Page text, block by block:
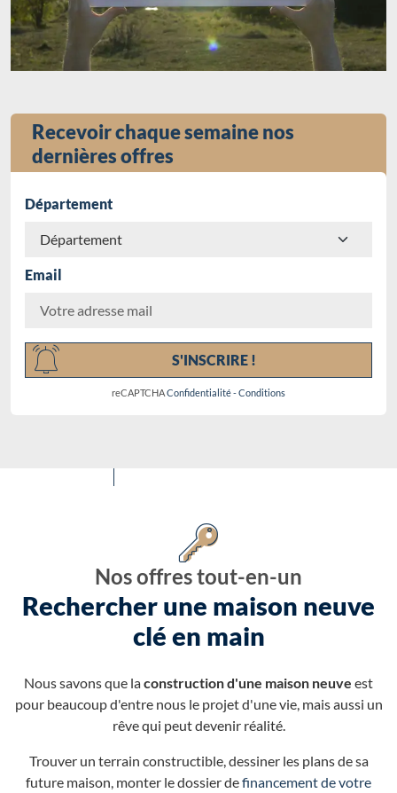
Recevoir chaque semaine nos
dernières offres
Département
Email
S'INSCRIRE !
reCAPTCHAConfidentialité-Conditions
Nos offres tout-en-un
Rechercher une maison neuve
clé en main
Nous savons que laconstruction d'une maison neuve est
pour beaucoup d'entre nous le projet d'une vie, mais aussi un
rêve qui peut devenir réalité.
Trouver un terrain constructible, dessiner les plans de sa
future maison, monter le dossier definancement de votre